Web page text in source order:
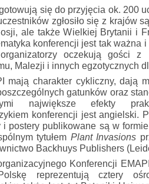
się do przyjęcia ok. 200
zgłosiło się z krajów
ale także Wielkiej Brytanii i
konferencji jest tak ważna
oczekują gości z
Malezji i innych egzotycznych
mają charakter cykliczny, dają
gatunków oraz
największe efekty
konferencji jest angielski.
i postery publikowane są w
tytułem Plant Invasions
Backhuys Publishers
Konferencji
reprezentują cztery